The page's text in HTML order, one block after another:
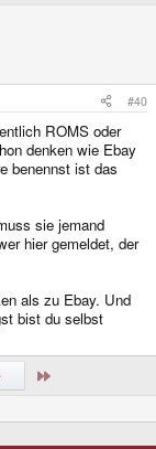
#40
ROMS oder
denken wie Ebay
benennst ist das
sie jemand
hier gemeldet, der
als zu Ebay. Und
bist du selbst